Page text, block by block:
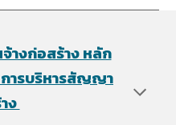
างก่อสร้าง หลัก
ารบริหารสัญญา
ง